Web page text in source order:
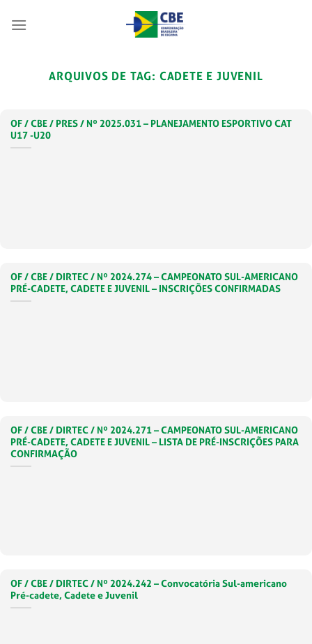
ARQUIVOS DE TAG: CADETE E JUVENIL
OF / CBE / PRES / Nº 2025.031 – PLANEJAMENTO ESPORTIVO CAT
U17 -U20
OF / CBE / DIRTEC / Nº 2024.274 – CAMPEONATO SUL-AMERICANO
PRÉ-CADETE, CADETE E JUVENIL – INSCRIÇÕES CONFIRMADAS
OF / CBE / DIRTEC / Nº 2024.271 – CAMPEONATO SUL-AMERICANO
PRÉ-CADETE, CADETE E JUVENIL – LISTA DE PRÉ-INSCRIÇÕES PARA
CONFIRMAÇÃO
OF / CBE / DIRTEC / Nº 2024.242 – Convocatória Sul-americano
Pré-cadete, Cadete e Juvenil